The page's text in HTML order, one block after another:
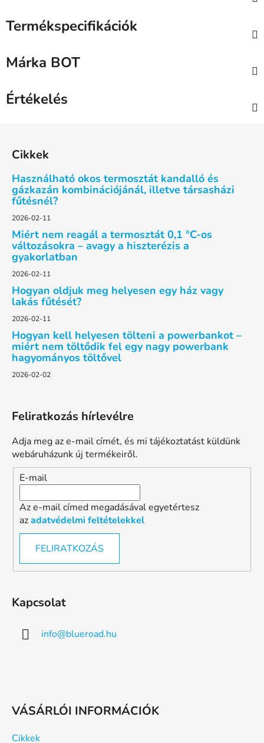
Termékspecifikációk
Márka BOT
Értékelés
Cikkek
Használható okos termosztát kandalló és
gázkazán kombinációjánál, illetve társasházi
fűtésnél?
2026-02-11
Miért nem reagál a termosztát 0,1 °C-os
változásokra – avagy a hiszterézis a
gyakorlatban
2026-02-11
Hogyan oldjuk meg helyesen egy ház vagy
lakás fűtését?
2026-02-11
Hogyan kell helyesen tölteni a powerbankot –
miért nem töltődik fel egy nagy powerbank
hagyományos töltővel
2026-02-02
Feliratkozás hírlevélre
Adja meg az e-mail címét, és mi tájékoztatást küldünk
webáruházunk új termékeiről.
E-mail
Az e-mail címed megadásával egyetértesz
azadatvédelmi feltételekkel
FELIRATKOZÁS
Kapcsolat
info@blueroad.hu
VÁSÁRLÓI INFORMÁCIÓK
Cikkek